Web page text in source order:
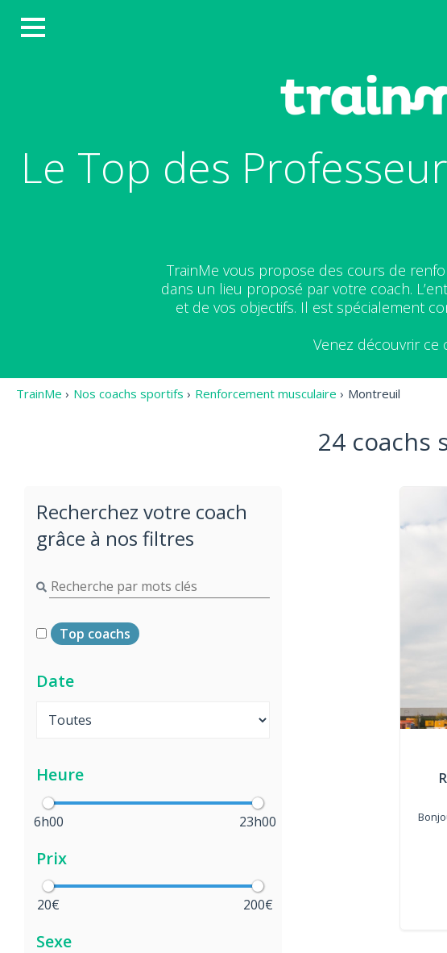
Le Top des
TrainMe vous propose des cours de
dans un lieu proposé par votre coach.
et de vos objectifs. Il est spécialement
Venez découvrir ce
TrainMe › Nos coachs sportifs › Renforcement musculaire › Montreuil
Recherchez votre coach
grâce à nos filtres
Top coachs
Date
Heure
6h00 23h00
Prix
20€ 200€
Sexe
24 coachs